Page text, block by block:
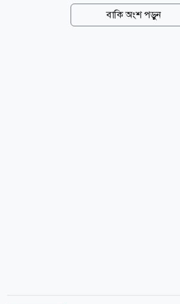
উদ্বেগ বাড়ছে। এদিকে পে স্কেল বাস্তবায়ন
প্রস্তুতি এগিয়ে চললেও আন্তর্জাতিক
বাকি অংশ পড়ুন